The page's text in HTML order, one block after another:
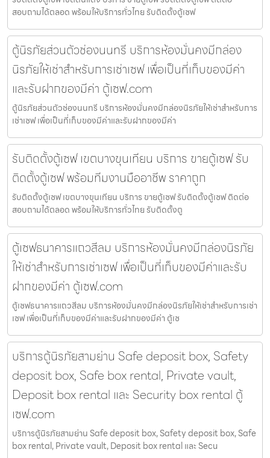
สอบถามได้ตลอด พร้อมให้บริการทั่วไทย รับติดตั้งตู้เซฟ
ตู้นิรภัยส่วนตัวช่องนนทรี บริการห้องมั่นคงมีกล่อง
นิรภัยให้เช่าสำหรับการเช่าเซฟ เพื่อเป็นที่เก็บของมีค่า
และรับฝากของมีค่า ตู้เซฟ.com
ตู้นิรภัยส่วนตัวช่องนนทรี บริการห้องมั่นคงมีกล่องนิรภัยให้เช่าสำหรับการ
เช่าเซฟ เพื่อเป็นที่เก็บของมีค่าและรับฝากของมีค่า
รับติดตั้งตู้เซฟ เขตบางขุนเทียน บริการ ขายตู้เซฟ รับ
ติดตั้งตู้เซฟ พร้อมทีมงานมืออาชีพ ราคาถูก
รับติดตั้งตู้เซฟ เขตบางขุนเทียน บริการ ขายตู้เซฟ รับติดตั้งตู้เซฟ ติดต่อ
สอบถามได้ตลอด พร้อมให้บริการทั่วไทย รับติดตั้งตู
ตู้เซฟธนาคารแถวสีลม บริการห้องมั่นคงมีกล่องนิรภัย
ให้เช่าสำหรับการเช่าเซฟ เพื่อเป็นที่เก็บของมีค่าและรับ
ฝากของมีค่า ตู้เซฟ.com
ตู้เซฟธนาคารแถวสีลม บริการห้องมั่นคงมีกล่องนิรภัยให้เช่าสำหรับการเช่า
เซฟ เพื่อเป็นที่เก็บของมีค่าและรับฝากของมีค่า ตู้เซ
บริการตู้นิรภัยสามย่าน Safe deposit box, Safety
deposit box, Safe box rental, Private vault,
Deposit box rental และ Security box rental ตู้
เซฟ.com
บริการตู้นิรภัยสามย่าน Safe deposit box, Safety deposit box, Safe
box rental, Private vault, Deposit box rental และ Secu